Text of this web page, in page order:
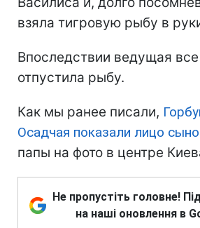
взяла тигровую рыбу в
Впоследствии ведущая
отпустила рыбу.
Как мы ранее писали,
Осадчая показали лицо
папы на фото в центре
Не пропустіть головне!
на наші оновлення в